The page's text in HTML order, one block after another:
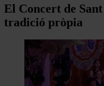
El Concert de
tradició pròpia